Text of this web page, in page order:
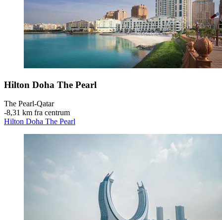
Hilton Doha The Pearl
The Pearl-Qatar
‐8,31 km fra centrum
Hilton Doha The Pearl